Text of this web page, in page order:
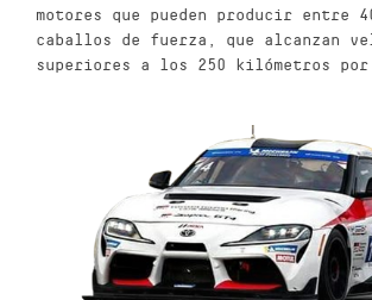
motores que pueden producir entre
caballos de fuerza, que alcanzan
superiores a los 250 kilómetros por